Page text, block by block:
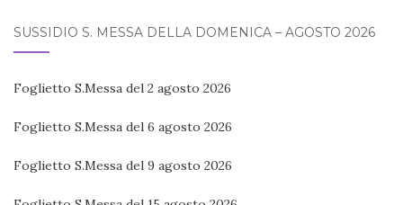
SUSSIDIO S. MESSA DELLA DOMENICA – AGOSTO 2026
Foglietto S.Messa del 2 agosto 2026
Foglietto S.Messa del 6 agosto 2026
Foglietto S.Messa del 9 agosto 2026